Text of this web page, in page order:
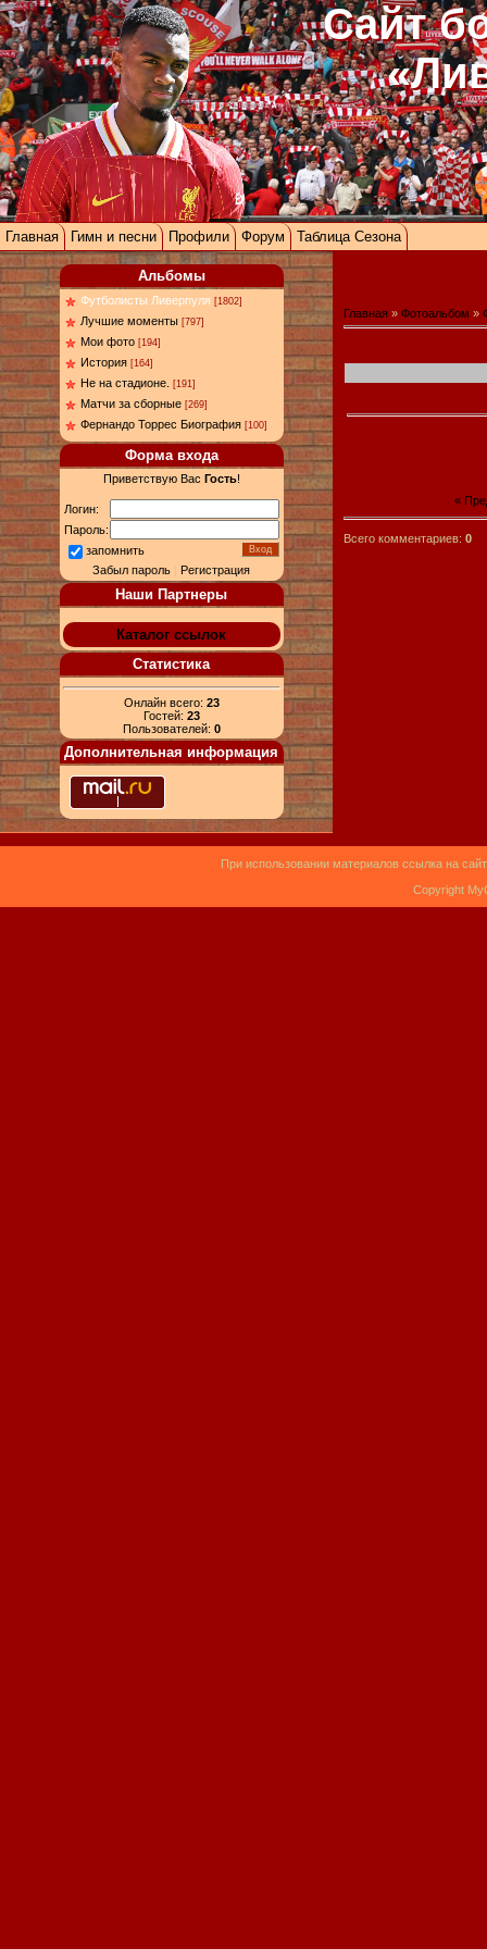
Сайт
Главная Гимн и песни Профили Форум Таблица Сезона
Альбомы
Футболисты Ливерпуля [1802]
Лучшие моменты [797]
Мои фото [194]
История [164]
Не на стадионе. [191]
Матчи за сборные [269]
Фернандо Торрес Биография [100]
Форма входа
Приветствую Вас Гость!
Логин:
Пароль:
запомнить
Забыл пароль |Регистрация
Наши Партнеры
Каталог ссылок
Статистика
Онлайн всего: 23
Гостей: 23
Пользователей: 0
Дополнительная информация
Главная » Фотоальбом »
«
Всего комментариев: 0
При использовании материалов ссылка на
Copyright